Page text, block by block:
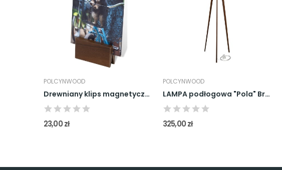
POLCYNWOOD
Drewniany klips magnetyczny do zdjęć -...
23,00 zł
POLCYNWOOD
LAMPA podłogowa "Pola" Brązowa
325,00 zł